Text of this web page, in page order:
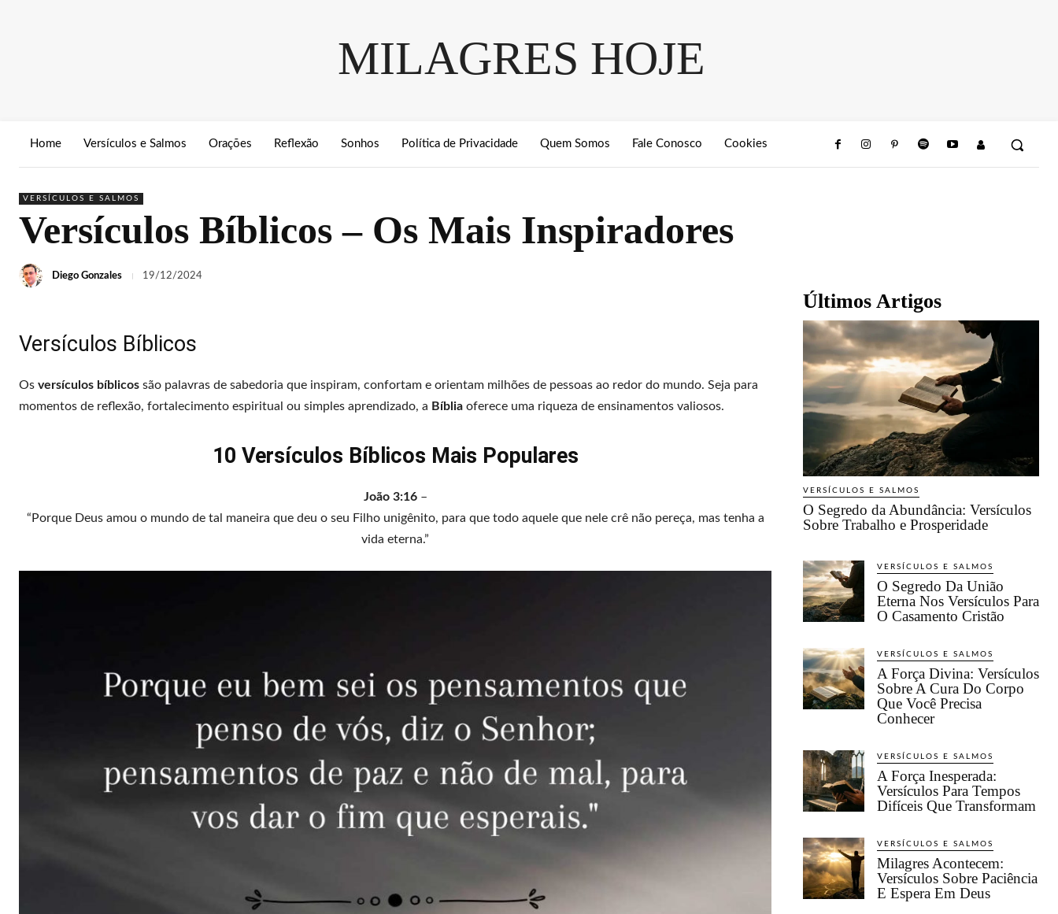
MILAGRES HOJE
Home Versículos e Salmos Orações Reflexão Sonhos Política de Privacidade Quem Somos Fale Conosco Cookies
VERSÍCULOS E SALMOS
Versículos Bíblicos – Os Mais Inspiradores
Diego Gonzales 19/12/2024
Versículos Bíblicos
Os versículos bíblicos são palavras de sabedoria que inspiram, confortam e orientam milhões de pessoas ao redor do mundo. Seja para
momentos de reflexão, fortalecimento espiritual ou simples aprendizado, a Bíblia oferece uma riqueza de ensinamentos valiosos.
10 Versículos Bíblicos Mais Populares
João 3:16–
“Porque Deus amou o mundo de tal maneira que deu o seu Filho unigênito, para que todo aquele que nele crê não pereça, mas tenha a
vida eterna.”
Últimos Artigos
VERSÍCULOS E SALMOS
O Segredo da Abundância: Versículos
Sobre Trabalho e Prosperidade
VERSÍCULOS E SALMOS
O Segredo Da União
Eterna Nos Versículos Para
O Casamento Cristão
VERSÍCULOS E SALMOS
A Força Divina: Versículos
Sobre A Cura Do Corpo
Que Você Precisa
Conhecer
VERSÍCULOS E SALMOS
A Força Inesperada:
Versículos Para Tempos
Difíceis Que Transformam
VERSÍCULOS E SALMOS
Milagres Acontecem:
Versículos Sobre Paciência
E Espera Em Deus